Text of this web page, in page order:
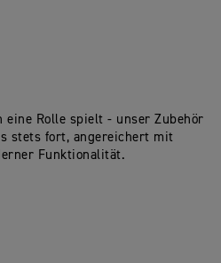
eine Rolle spielt - unser Zubehör
stets fort, angereichert mit
Funktionalität.